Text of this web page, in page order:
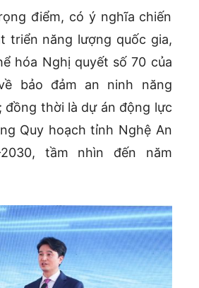
điểm, có ý nghĩa chiến
triển năng lượng quốc gia,
hóa Nghị quyết số 70 của
bảo đảm an ninh năng
đồng thời là dự án động lực
Quy hoạch tỉnh Nghệ An
tầm nhìn đến năm